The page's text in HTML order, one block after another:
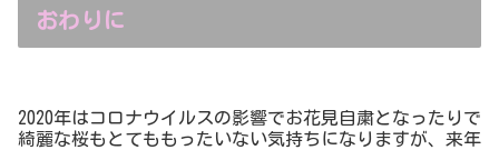
おわりに
2020年はコロナウイルスの影響でお花見自粛となったりで
綺麗な桜もとてももったいない気持ちになりますが、来年